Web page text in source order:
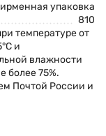
упаковка
810
температуре от
и
влажности
более 75%.
Почтой России и